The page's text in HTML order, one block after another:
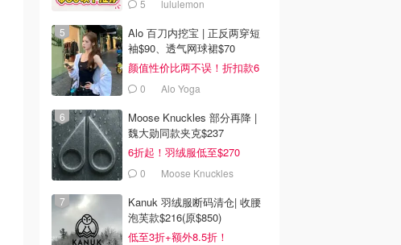
5 lululemon
Alo 百刀内挖宝 | 正反两穿短
袖$90、透气网球裙$70
颜值性价比两不误！折扣款6
折起0 Alo Yoga
Moose Knuckles 部分再降 |
魏大勋同款夹克$237
6折起！羽绒服低至$270
0 Moose Knuckles
Kanuk 羽绒服断码清仓| 收腰
泡芙款$216(原$850)
低至3折+额外8.5折！